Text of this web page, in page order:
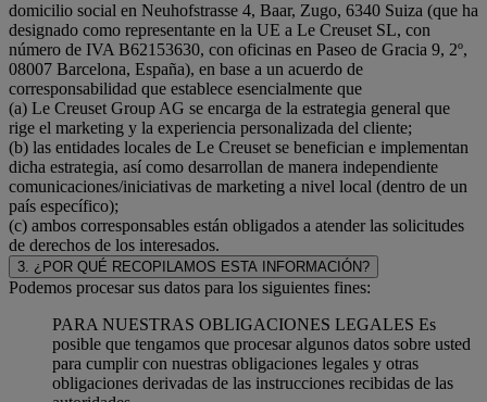
domicilio social en Neuhofstrasse 4, Baar, Zugo, 6340 Suiza (que ha
designado como representante en la UE a Le Creuset SL, con
número de IVA B62153630, con oficinas en Paseo de Gracia 9, 2º,
08007 Barcelona, España), en base a un acuerdo de
corresponsabilidad que establece esencialmente que
(a) Le Creuset Group AG se encarga de la estrategia general que
rige el marketing y la experiencia personalizada del cliente;
(b) las entidades locales de Le Creuset se benefician e implementan
dicha estrategia, así como desarrollan de manera independiente
comunicaciones/iniciativas de marketing a nivel local (dentro de un
país específico);
(c) ambos corresponsables están obligados a atender las solicitudes
de derechos de los interesados.
3. ¿POR QUÉ RECOPILAMOS ESTA INFORMACIÓN?
Podemos procesar sus datos para los siguientes fines:
PARA NUESTRAS OBLIGACIONES LEGALES Es
posible que tengamos que procesar algunos datos sobre usted
para cumplir con nuestras obligaciones legales y otras
obligaciones derivadas de las instrucciones recibidas de las